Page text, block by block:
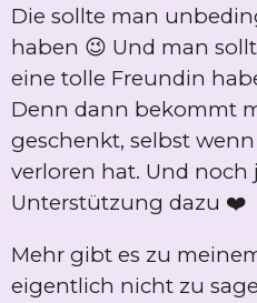
Die sollte man
haben 😉 Und man
eine tolle Freundin
Denn dann bekommt
geschenkt, selbst
verloren hat. Und noch
Unterstützung dazu ❤️
Mehr gibt es zu
eigentlich nicht zu